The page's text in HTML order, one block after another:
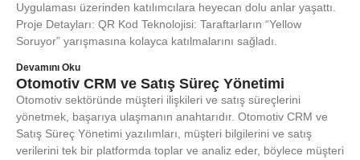
Uygulaması üzerinden katılımcılara heyecan dolu anlar yaşattı.
Proje Detayları: QR Kod Teknolojisi: Taraftarların “Yellow
Soruyor” yarışmasına kolayca katılmalarını sağladı.
Devamını Oku
Otomotiv CRM ve Satış Süreç Yönetimi
Otomotiv sektöründe müşteri ilişkileri ve satış süreçlerini
yönetmek, başarıya ulaşmanın anahtarıdır. Otomotiv CRM ve
Satış Süreç Yönetimi yazılımları, müşteri bilgilerini ve satış
verilerini tek bir platformda toplar ve analiz eder, böylece müşteri